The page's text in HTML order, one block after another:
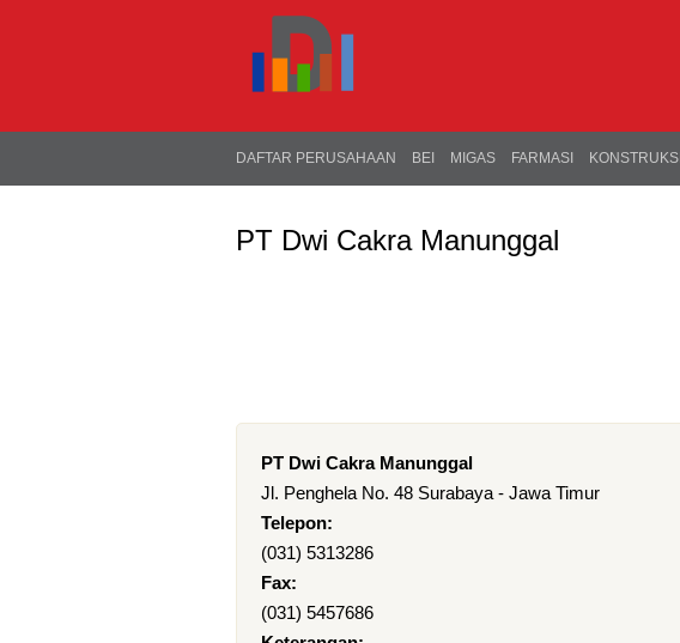
DAFTAR PERUSAHAAN BEI MIGAS FARMASI KONSTRUKSI
PT Dwi Cakra Manunggal
PT Dwi Cakra Manunggal
Jl. Penghela No. 48 Surabaya - Jawa Timur
Telepon:
(031) 5313286
Fax:
(031) 5457686